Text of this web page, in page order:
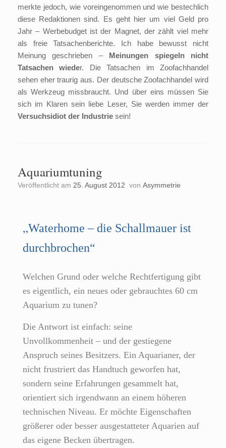
merkte jedoch, wie voreingenommen und wie bestechlich
diese Redaktionen sind. Es geht hier um viel Geld pro
Jahr – Werbebudget ist der Magnet, der zählt viel mehr
als freie Tatsachenberichte. Ich habe bewusst nicht
Meinung geschrieben – Meinungen spiegeln nicht
Tatsachen wieder. Die Tatsachen im Zoofachhandel
sehen eher traurig aus. Der deutsche Zoofachhandel wird
als Werkzeug missbraucht. Und über eins müssen Sie
sich im Klaren sein liebe Leser, Sie werden immer der
Versuchsidiot der Industrie sein!
Aquariumtuning
Veröffentlicht am 25. August 2012 von Asymmetrie
„Waterhome – die Schallmauer ist
durchbrochen“
Welchen Grund oder welche Rechtfertigung gibt
es eigentlich, ein neues oder gebrauchtes 60 cm
Aquarium zu tunen?
Die Antwort ist einfach: seine
Unvollkommenheit – und der gestiegene
Anspruch seines Besitzers. Ein Aquarianer, der
nicht frustriert das Handtuch geworfen hat,
sondern seine Erfahrungen gesammelt hat,
orientiert sich irgendwann an einem höheren
technischen Niveau. Er möchte Eigenschaften
größerer oder besser ausgestatteter Aquarien auf
das eigene Becken übertragen.